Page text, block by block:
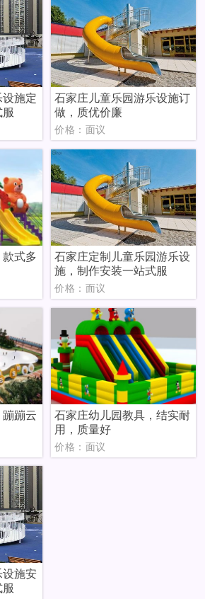
施定
石家庄儿童乐园游乐设施订
做，质优价廉
价格：面议
式多
石家庄定制儿童乐园游乐设
施，制作安装一站式服
价格：面议
蹦云
石家庄幼儿园教具，结实耐
用，质量好
价格：面议
施安